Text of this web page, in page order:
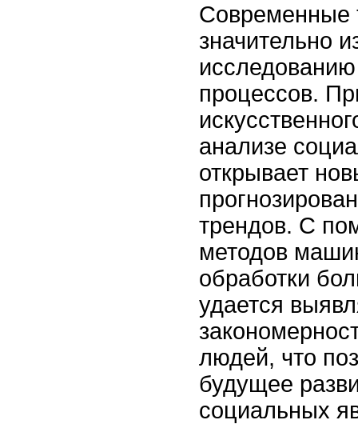
Современные
значительно
процессов.
анализе
открывает
трендов. С
методов
обработки
удается
людей, что
будущее
социальных